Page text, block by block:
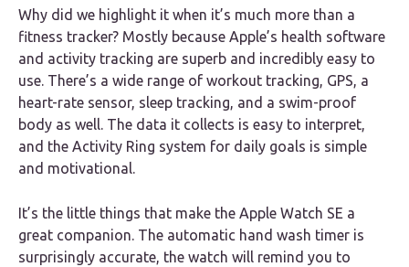
Why did we highlight it when it’s much more than a
fitness tracker? Mostly because Apple’s health software
and activity tracking are superb and incredibly easy to
use. There’s a wide range of workout tracking, GPS, a
heart-rate sensor, sleep tracking, and a swim-proof
body as well. The data it collects is easy to interpret,
and the Activity Ring system for daily goals is simple
and motivational.
It’s the little things that make the Apple Watch SE a
great companion. The automatic hand wash timer is
surprisingly accurate, the watch will remind you to